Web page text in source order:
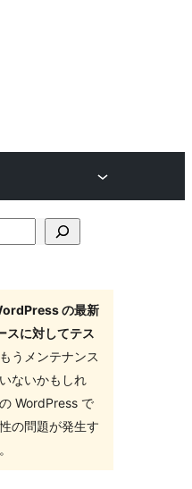
の最新
スに対してテス
うメンテナンス
ないかもしれ
WordPress で
の問題が発生す